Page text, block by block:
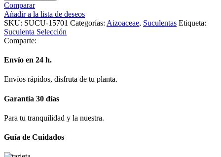
Comparar
Añadir a la lista de deseos
SKU: SUCU-15701 Categorías: Aizoaceae, Suculentas Etiqueta:
Suculenta Selección
Comparte:
Envío en 24 h.
Envíos rápidos, disfruta de tu planta.
Garantía 30 días
Para tu tranquilidad y la nuestra.
Guía de Cuidados